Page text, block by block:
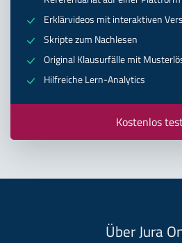
Erklärvideos mit interaktiven
Skripte zum Nachlesen
Original Klausurfälle mit
Hilfreiche Lern-Analytics
Kostenlos
Über Jura